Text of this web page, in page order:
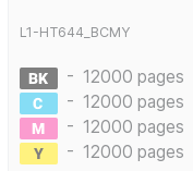
L1-HT644_BCMY
- 12000 pages
- 12000 pages
- 12000 pages
- 12000 pages